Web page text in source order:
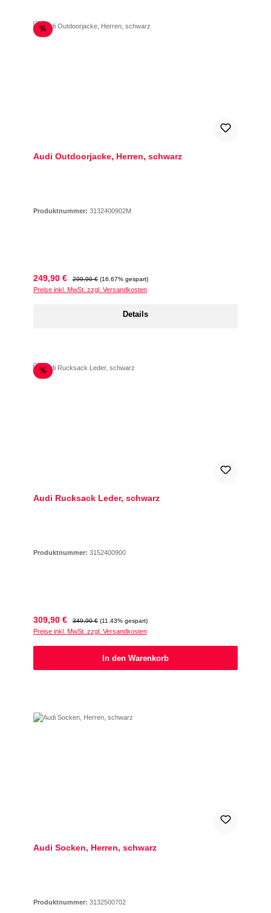
%Rabatt
Audi Outdoorjacke, Herren, schwarz
Produktnummer: 3132400902M
Verkaufspreis:
249,90 € Regulärer Preis:
299,90 € (16.67% gespart)
Preise inkl. MwSt. zzgl. Versandkosten
Details
%Rabatt
Audi Rucksack Leder, schwarz
Produktnummer: 3152400900
Verkaufspreis:
309,90 € Regulärer Preis:
349,90 € (11.43% gespart)
Preise inkl. MwSt. zzgl. Versandkosten
In den Warenkorb
Audi Socken, Herren, schwarz
Produktnummer: 3132500702